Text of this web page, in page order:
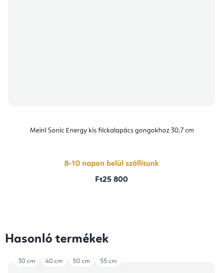
Meinl Sonic Energy kis filckalapács gongokhoz 30,7 cm
8-10 napon belül szállítunk
Ft25 800
Hasonló termékek
30 cm 40 cm 50 cm 55 cm